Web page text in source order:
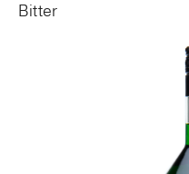
Bitter